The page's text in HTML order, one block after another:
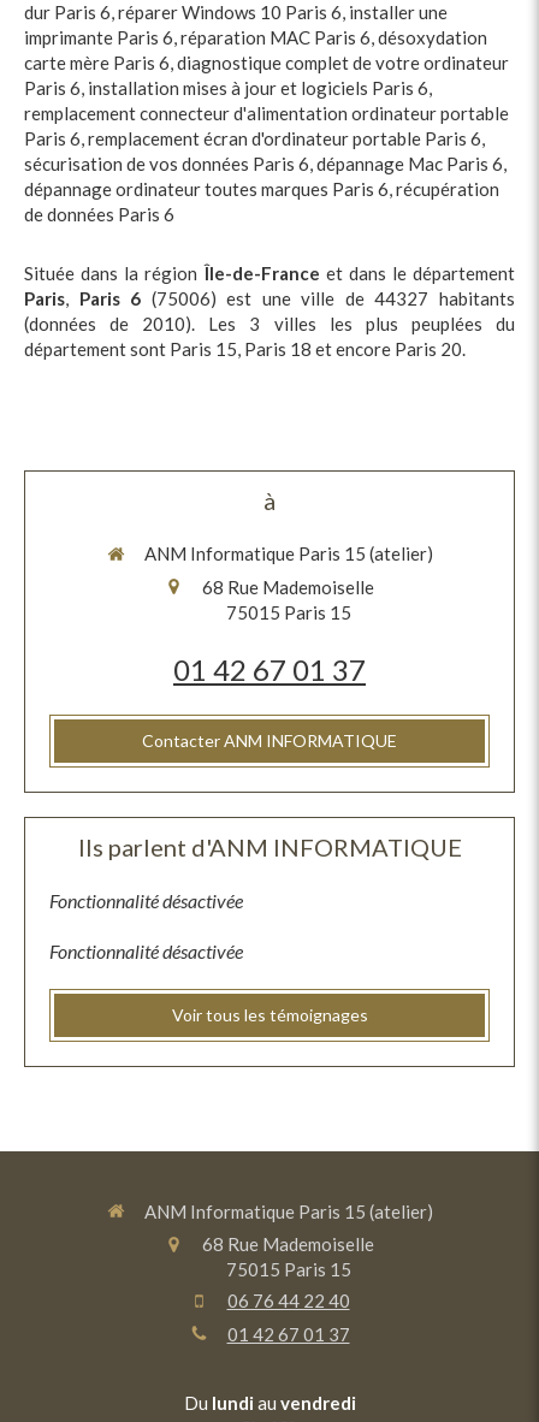
dur Paris 6,réparer Windows 10 Paris 6, installer une
imprimante Paris 6,réparation MAC Paris 6,désoxydation
carte mère Paris 6,diagnostique complet de votre ordinateur
Paris 6, installation mises à jour et logiciels Paris 6,
remplacement connecteur d'alimentation ordinateur portable
Paris 6,remplacement écran d'ordinateur portable Paris 6,
sécurisation de vos données Paris 6,dépannage Mac Paris 6,
dépannage ordinateur toutes marques Paris 6,récupération
de données Paris 6
Située dans la régionÎle-de-France et dans le département
Paris, Paris 6 (75006) est une ville de 44327 habitants
(données de 2010). Les 3 villes les plus peuplées du
département sont Paris 15, Paris 18 et encore Paris 20.
à
ANM Informatique Paris 15 (atelier)
68 Rue Mademoiselle
75015 Paris 15
01 42 67 01 37
Contacter ANM INFORMATIQUE
Ils parlent d'ANM INFORMATIQUE
Fonctionnalité désactivée
Fonctionnalité désactivée
Voir tous les témoignages
ANM Informatique Paris 15 (atelier)
68 Rue Mademoiselle
75015 Paris 15
06 76 44 22 40
01 42 67 01 37
Du lundi au vendredi